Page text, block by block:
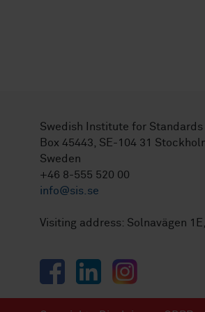
Swedish Institute for Standards
Box 45443, SE-104 31
Sweden
+46 8-555 520 00
info@sis.se
Visiting address: Solnavägen
FacebookLinkedInInstagram